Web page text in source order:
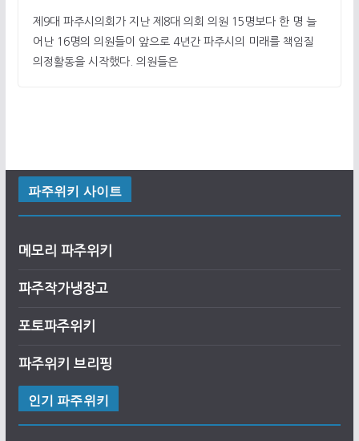
제9대 파주시의회가 지난 제8대 의회 의원 15명보다 한 명 늘
어난 16명의 의원들이 앞으로 4년간 파주시의 미래를 책임질
의정활동을 시작했다. 의원들은
파주위키 사이트
메모리 파주위키
파주작가냉장고
포토파주위키
파주위키 브리핑
인기 파주위키